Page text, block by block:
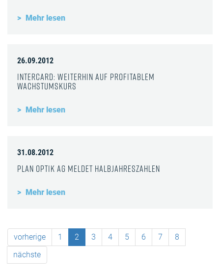
Mehr lesen
26.09.2012
InterCard: Weiterhin auf profitablem
Wachstumskurs
Mehr lesen
31.08.2012
Plan Optik AG meldet Halbjahreszahlen
Mehr lesen
vorherige 1 2 3 4 5 6 7
8
nächste